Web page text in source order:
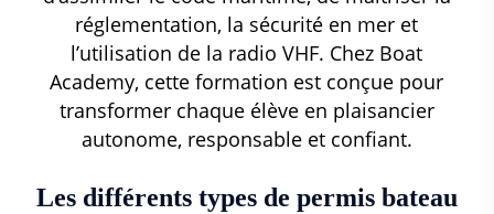
réglementation, la sécurité en mer et
l’utilisation de la radio VHF. Chez Boat
Academy, cette formation est conçue pour
transformer chaque élève en plaisancier
autonome, responsable et confiant.
Les différents types de permis bateau